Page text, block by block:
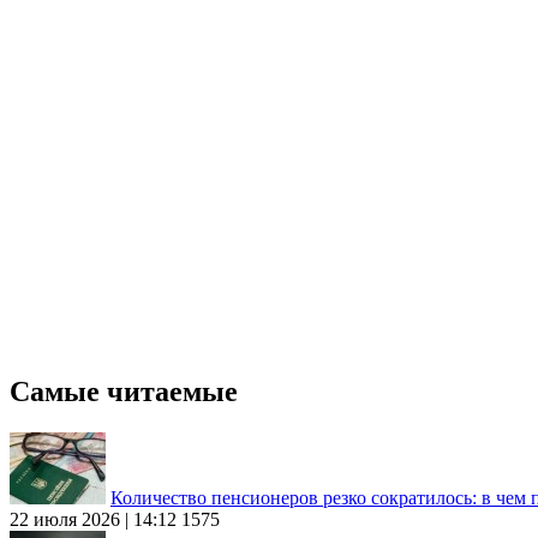
Самые читаемые
Количество пенсионеров резко сократилось: в чем
22 июля 2026 | 14:12 1575